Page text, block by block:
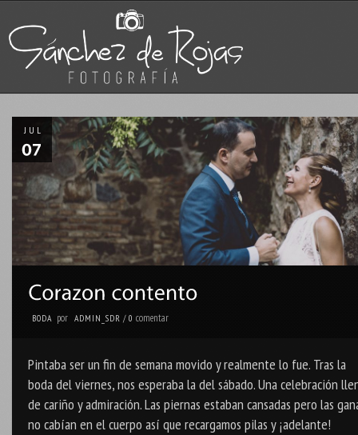
JUL
BODA por ADMIN_SDR / 0 comentar
Pintaba ser un fin de semana movido y realmente lo fue. Tras la
boda del viernes, nos esperaba la del sábado. Una celebración
de cariño y admiración. Las piernas estaban cansadas pero las
no cabían en el cuerpo así que recargamos pilas y ¡adelante!